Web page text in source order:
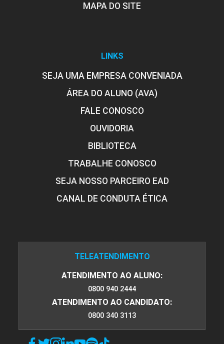
MAPA DO SITE
LINKS
SEJA UMA EMPRESA CONVENIADA
ÁREA DO ALUNO (AVA)
FALE CONOSCO
OUVIDORIA
BIBLIOTECA
TRABALHE CONOSCO
SEJA NOSSO PARCEIRO EAD
CANAL DE CONDUTA ÉTICA
TELEATENDIMENTO
ATENDIMENTO AO ALUNO:
0800 940 2444
ATENDIMENTO AO CANDIDATO:
0800 340 3113